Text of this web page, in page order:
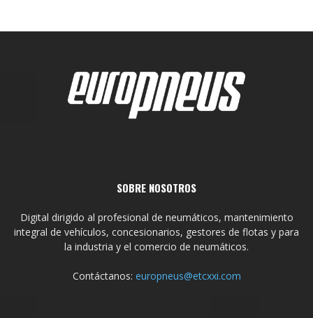
SOBRE NOSOTROS
Digital dirigido al profesional de neumáticos, mantenimiento
integral de vehículos, concesionarios, gestores de flotas y para
la industria y el comercio de neumáticos.
Contáctanos: europneus@etcxxi.com